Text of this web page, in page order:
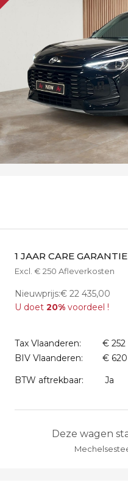
1 JAAR CARE GARANTIE
Excl. € 250 Afleverkosten
Nieuwprijs:€ 22 435,00
U doet 20% voordeel !
Tax Vlaanderen:
€ 252
BIV Vlaanderen:
€ 620
BTW aftrekbaar:
Ja
Deze wagen